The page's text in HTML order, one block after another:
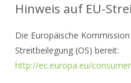
Hinweis auf EU-
Die Europäische
Streitbeilegung (OS) bereit:
http://ec.europa.eu/